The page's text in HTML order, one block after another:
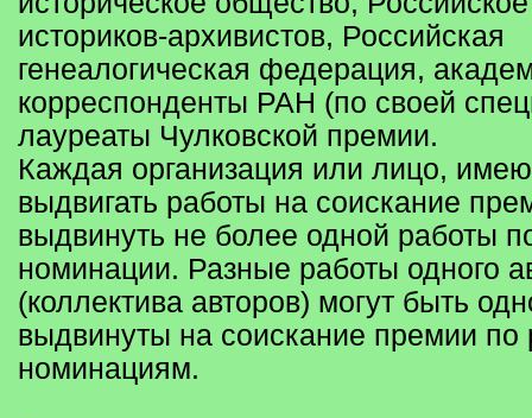
историков-архивистов, Российская
генеалогическая федерация,
корреспонденты РАН (по своей
лауреаты Чулковской премии.
Каждая организация или лицо,
выдвигать работы на соискание
выдвинуть не более одной работы
номинации. Разные работы одного
(коллектива авторов) могут быть
выдвинуты на соискание премии по
номинациям.